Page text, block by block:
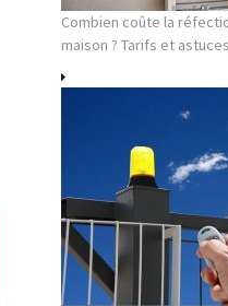
Combien coûte la
maison ? Tarifs et